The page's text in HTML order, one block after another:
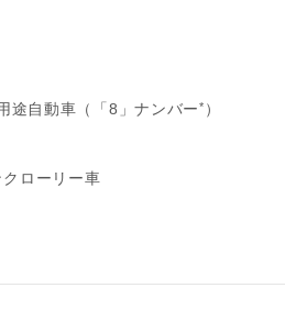
途自動車（「8」ナンバー* ）
ローリー車